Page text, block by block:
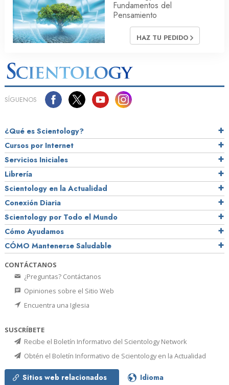
Fundamentos del
Pensamiento
HAZ TU PEDIDO
SÍGUENOS
¿Qué es Scientology?
Cursos por Internet
Servicios Iniciales
Librería
Scientology en la Actualidad
Conexión Diaria
Scientology por Todo el Mundo
Cómo Ayudamos
CÓMO Mantenerse Saludable
CONTÁCTANOS
¿Preguntas? Contáctanos
Opiniones sobre el Sitio Web
Encuentra una Iglesia
SUSCRÍBETE
Recibe el Boletín Informativo del Scientology Network
Obtén el Boletín Informativo de Scientology en la Actualidad
Sitios web relacionados Idioma